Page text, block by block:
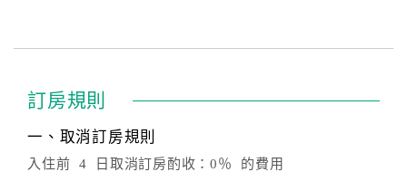
訂房規則
一、取消訂房規則
入住前 4 日取消訂房酌收：0％ 的費用